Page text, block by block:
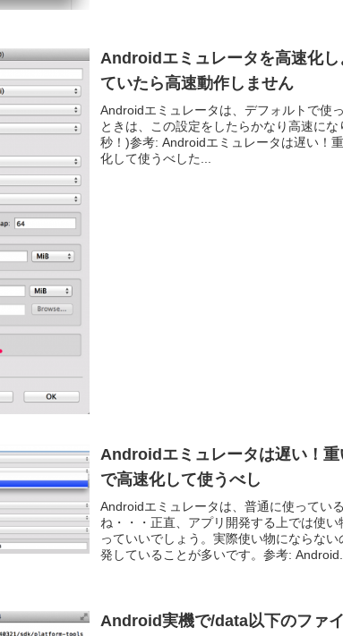
Androidエミュレータを高速化し
ていたら高速動作しません
Androidエミュレータは、デフォルトで使
ときは、この設定をしたらかなり高速に
秒！)参考: Androidエミュレータは遅い！
化して使うべした...
Androidエミュレータは遅い！
で高速化して使うべし
Androidエミュレータは、普通に使ってい
ね・・・正直、アプリ開発する上では使
っていいでしょう。実際使い物にならな
発していることが多いです。参考: Android...
Android実機で/data以下のファ